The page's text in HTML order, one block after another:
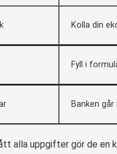
Kolla din
Fyll i
Banken
alla uppgifter gör de